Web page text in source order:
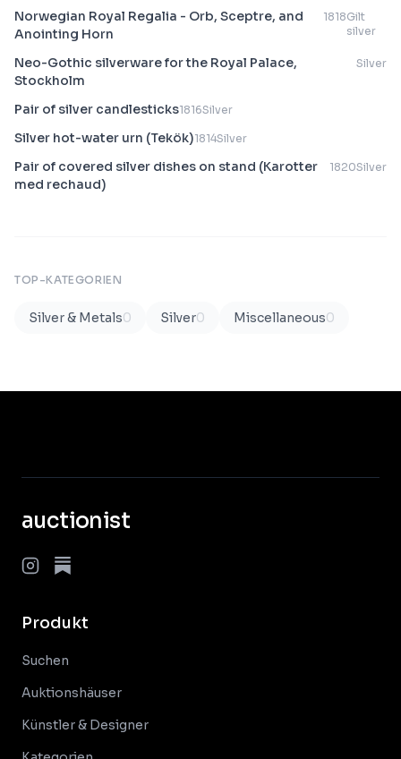
Norwegian Royal Regalia - Orb, Sceptre, and
Anointing Horn
1818Gilt
silver
Neo-Gothic silverware for the Royal Palace,
Stockholm
Silver
Pair of silver candlesticks1816Silver
Silver hot-water urn (Tekök)1814Silver
Pair of covered silver dishes on stand (Karotter
med rechaud)
1820Silver
TOP-KATEGORIEN
Silver & Metals0 Silver0 Miscellaneous0
auctionist
Produkt
Suchen
Auktionshäuser
Künstler & Designer